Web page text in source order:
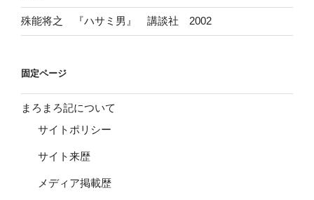
殊能将之 『ハサミ男』 講談社 2002
固定ページ
まろまろ記について
サイトポリシー
サイト来歴
メディア掲載歴